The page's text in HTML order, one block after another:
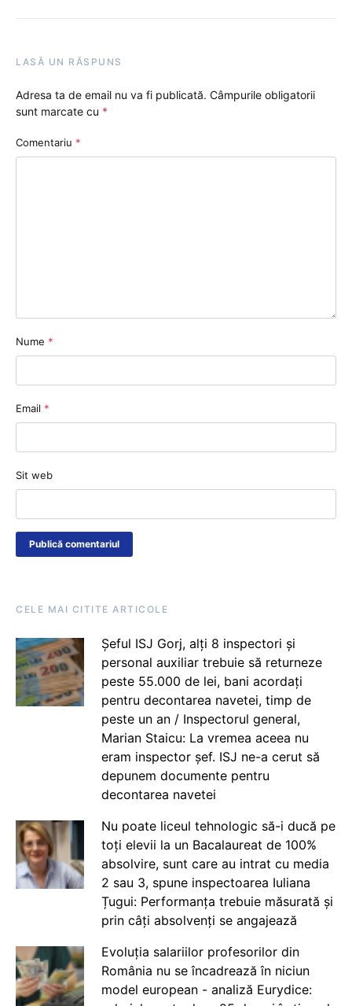
LASĂ UN RĂSPUNS
Adresa ta de email nu va fi publicată. Câmpurile obligatorii
sunt marcate cu *
Comentariu *
Nume *
Email *
Sit web
CELE MAI CITITE ARTICOLE
Șeful ISJ Gorj, alți 8 inspectori și
personal auxiliar trebuie să returneze
peste 55.000 de lei, bani acordați
pentru decontarea navetei, timp de
peste un an / Inspectorul general,
Marian Staicu: La vremea aceea nu
eram inspector șef. ISJ ne-a cerut să
depunem documente pentru
decontarea navetei
Nu poate liceul tehnologic să-i ducă pe
toți elevii la un Bacalaureat de 100%
absolvire, sunt care au intrat cu media
2 sau 3, spune inspectoarea Iuliana
Țugui: Performanța trebuie măsurată și
prin câți absolvenți se angajează
Evoluția salariilor profesorilor din
România nu se încadrează în niciun
model european - analiză Eurydice: